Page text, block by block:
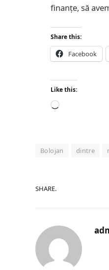
finanțe, să
Share this:
Facebook
Like this:
Loading…
Bolojan dintre
SHARE.